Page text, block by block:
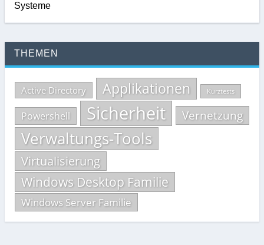
Systeme
THEMEN
Active Directory Applikationen Kurztests
Powershell Sicherheit Vernetzung
Verwaltungs-Tools
Virtualisierung
Windows Desktop Familie
Windows Server Familie